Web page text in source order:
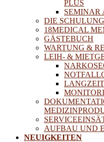
PLUS
SEMINAR
DIE
18MEDICAL
GÄSTEBUCH
WARTUNG &
LEIH- &
AUFBAU UND
NEUIGKEITEN